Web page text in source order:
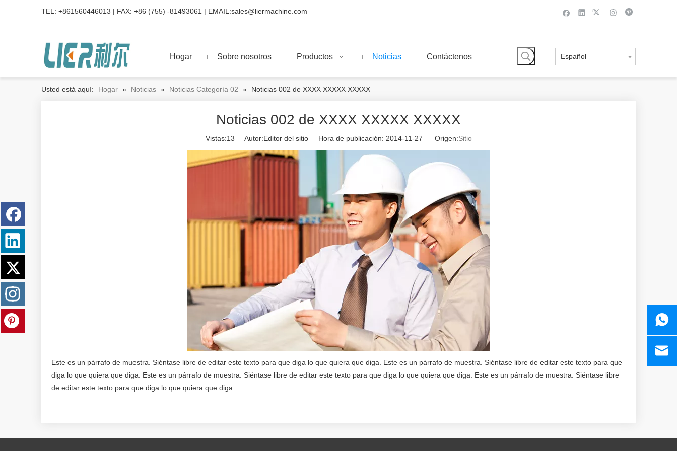
TEL: +861560446013 | FAX: +86 (755) -81493061 | EMAIL:sales@liermachine.com
Hogar Sobre nosotros Productos Noticias Contáctenos Español
Usted está aquí: Hogar » Noticias » Noticias Categoría 02 » Noticias 002 de XXXX XXXXX XXXXX
Noticias 002 de XXXX XXXXX XXXXX
Vistas:13 Autor:Editor del sitio Hora de publicación: 2014-11-27 Origen:Sitio
Este es un párrafo de muestra. Siéntase libre de editar este texto para que diga lo que quiera que diga. Este es un párrafo de muestra. Siéntase libre de editar este texto para que
diga lo que quiera que diga. Este es un párrafo de muestra. Siéntase libre de editar este texto para que diga lo que quiera que diga. Este es un párrafo de muestra. Siéntase libre
de editar este texto para que diga lo que quiera que diga.